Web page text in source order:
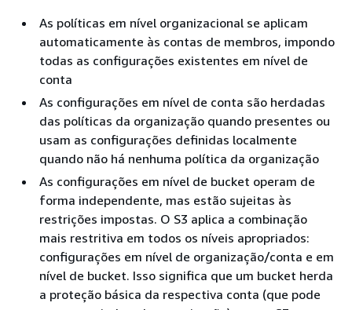
As políticas em nível organizacional se aplicam
automaticamente às contas de membros, impondo
todas as configurações existentes em nível de
conta
As configurações em nível de conta são herdadas
das políticas da organização quando presentes ou
usam as configurações definidas localmente
quando não há nenhuma política da organização
As configurações em nível de bucket operam de
forma independente, mas estão sujeitas às
restrições impostas. O S3 aplica a combinação
mais restritiva em todos os níveis apropriados:
configurações em nível de organização/conta e em
nível de bucket. Isso significa que um bucket herda
a proteção básica da respectiva conta (que pode